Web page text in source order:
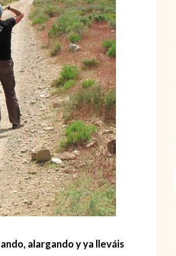
alargando y ya lleváis